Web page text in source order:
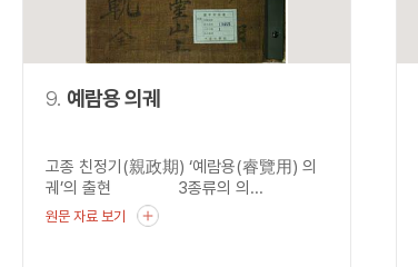
9. 예람용 의궤
고종 친정기(親政期) ‘예람용(睿覽用) 의
궤’의 출현 3종류의 의...
원문 자료 보기